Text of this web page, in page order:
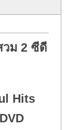
วม 2 ซีดี
Hits